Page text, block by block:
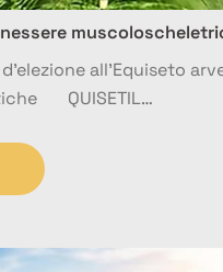
all’Equiseto
QUISETIL…